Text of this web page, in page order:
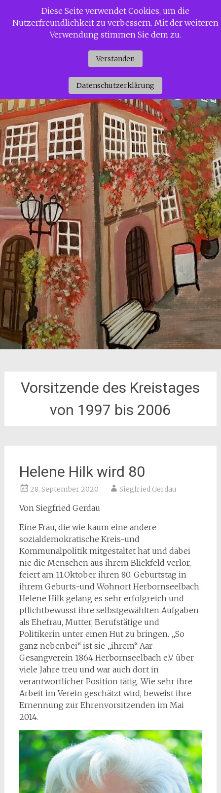
InhaltSiggi Gerdaus Welt
Vorsitzende des Kreistages
von 1997 bis 2006
Helene Hilk wird 80
28. September 2020 Siegfried Gerdau
Von Siegfried Gerdau
Eine Frau, die wie kaum eine andere
sozialdemokratische Kreis-und
Kommunalpolitik mitgestaltet hat und dabei
nie die Menschen aus ihrem Blickfeld verlor,
feiert am 11.Oktober ihren 80. Geburtstag in
ihrem Geburts-und Wohnort Herbornseelbach.
Helene Hilk gelang es sehr erfolgreich und
pflichtbewusst ihre selbstgewählten Aufgaben
als Ehefrau, Mutter, Berufstätige und
Politikerin unter einen Hut zu bringen. „So
ganz nebenbei“ ist sie „ihrem“ Aar-
Gesangverein 1864 Herbornseelbach e.V. über
viele Jahre treu und war auch dort in
verantwortlicher Position tätig. Wie sehr ihre
Arbeit im Verein geschätzt wird, beweist ihre
Ernennung zur Ehrenvorsitzenden im Mai
2014.
Diese Seite verwendet Cookies, um die
Nutzerfreundlichkeit zu verbessern. Mit der weiteren
Verwendung stimmen Sie dem zu.
Verstanden
Datenschutzerklärung